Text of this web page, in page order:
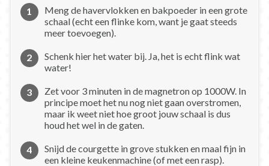
Meng de havervlokken en bakpoeder in een grote
schaal (echt een flinke kom, want je gaat steeds
meer toevoegen).
Schenk hier het water bij. Ja, het is echt flink wat
water!
Zet voor 3 minuten in de magnetron op 1000W. In
principe moet het nu nog niet gaan overstromen,
maar ik weet niet hoe groot jouw schaal is dus
houd het wel in de gaten.
Snijd de courgette in grove stukken en maal fijn in
een kleine keukenmachine (of met een rasp).